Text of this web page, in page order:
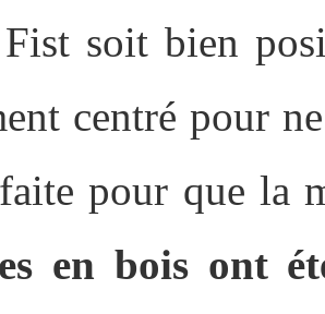
soit bien
centré pour
pour que la
en bois ont